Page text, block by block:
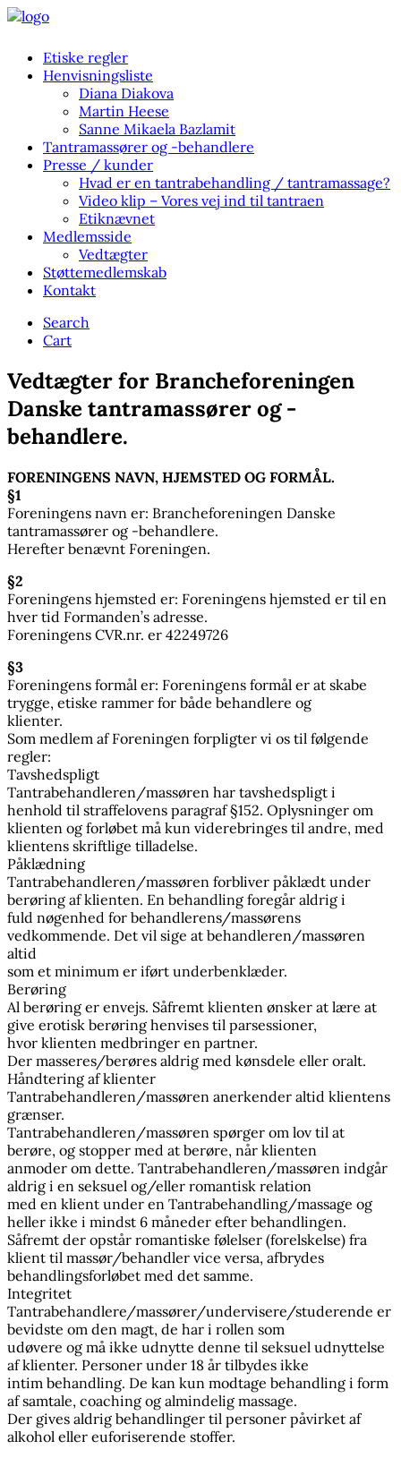
Etiske regler
Henvisningsliste
Diana Diakova
Martin Heese
Sanne Mikaela Bazlamit
Tantramassører og -behandlere
Presse / kunder
Hvad er en tantrabehandling / tantramassage?
Video klip – Vores vej ind til tantraen
Etiknævnet
Medlemsside
Vedtægter
Støttemedlemskab
Kontakt
Search
Cart
Vedtægter for Brancheforeningen
Danske tantramassører og -
behandlere.
FORENINGENS NAVN, HJEMSTED OG FORMÅL.
§1
Foreningens navn er: Brancheforeningen Danske
tantramassører og -behandlere.
Herefter benævnt Foreningen.
§2
Foreningens hjemsted er: Foreningens hjemsted er til en
hver tid Formanden’s adresse.
Foreningens CVR.nr. er 42249726
§3
Foreningens formål er: Foreningens formål er at skabe
trygge, etiske rammer for både behandlere og
klienter.
Som medlem af Foreningen forpligter vi os til følgende
regler:
Tavshedspligt
Tantrabehandleren/massøren har tavshedspligt i
henhold til straffelovens paragraf §152. Oplysninger om
klienten og forløbet må kun viderebringes til andre, med
klientens skriftlige tilladelse.
Påklædning
Tantrabehandleren/massøren forbliver påklædt under
berøring af klienten. En behandling foregår aldrig i
fuld nøgenhed for behandlerens/massørens
vedkommende. Det vil sige at behandleren/massøren
altid
som et minimum er iført underbenklæder.
Berøring
Al berøring er envejs. Såfremt klienten ønsker at lære at
give erotisk berøring henvises til parsessioner,
hvor klienten medbringer en partner.
Der masseres/berøres aldrig med kønsdele eller oralt.
Håndtering af klienter
Tantrabehandleren/massøren anerkender altid klientens
grænser.
Tantrabehandleren/massøren spørger om lov til at
berøre, og stopper med at berøre, når klienten
anmoder om dette. Tantrabehandleren/massøren indgår
aldrig i en seksuel og/eller romantisk relation
med en klient under en Tantrabehandling/massage og
heller ikke i mindst 6 måneder efter behandlingen.
Såfremt der opstår romantiske følelser (forelskelse) fra
klient til massør/behandler vice versa, afbrydes
behandlingsforløbet med det samme.
Integritet
Tantrabehandlere/massører/undervisere/studerende er
bevidste om den magt, de har i rollen som
udøvere og må ikke udnytte denne til seksuel udnyttelse
af klienter. Personer under 18 år tilbydes ikke
intim behandling. De kan kun modtage behandling i form
af samtale, coaching og almindelig massage.
Der gives aldrig behandlinger til personer påvirket af
alkohol eller euforiserende stoffer.